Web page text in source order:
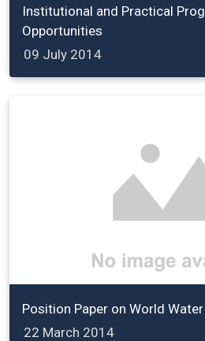
Institutional and Practical
Opportunities
09 July 2014
Position Paper on World
22 March 2014